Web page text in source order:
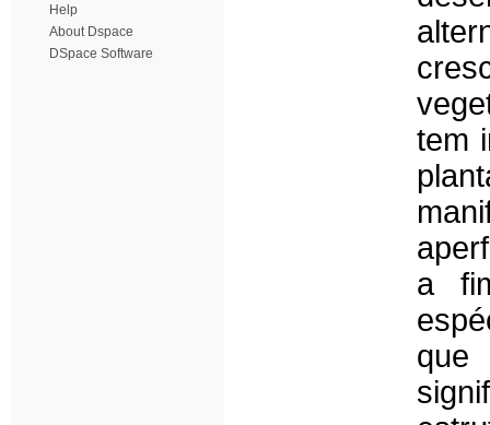
Help
About Dspace
DSpace Software
tem
a
que